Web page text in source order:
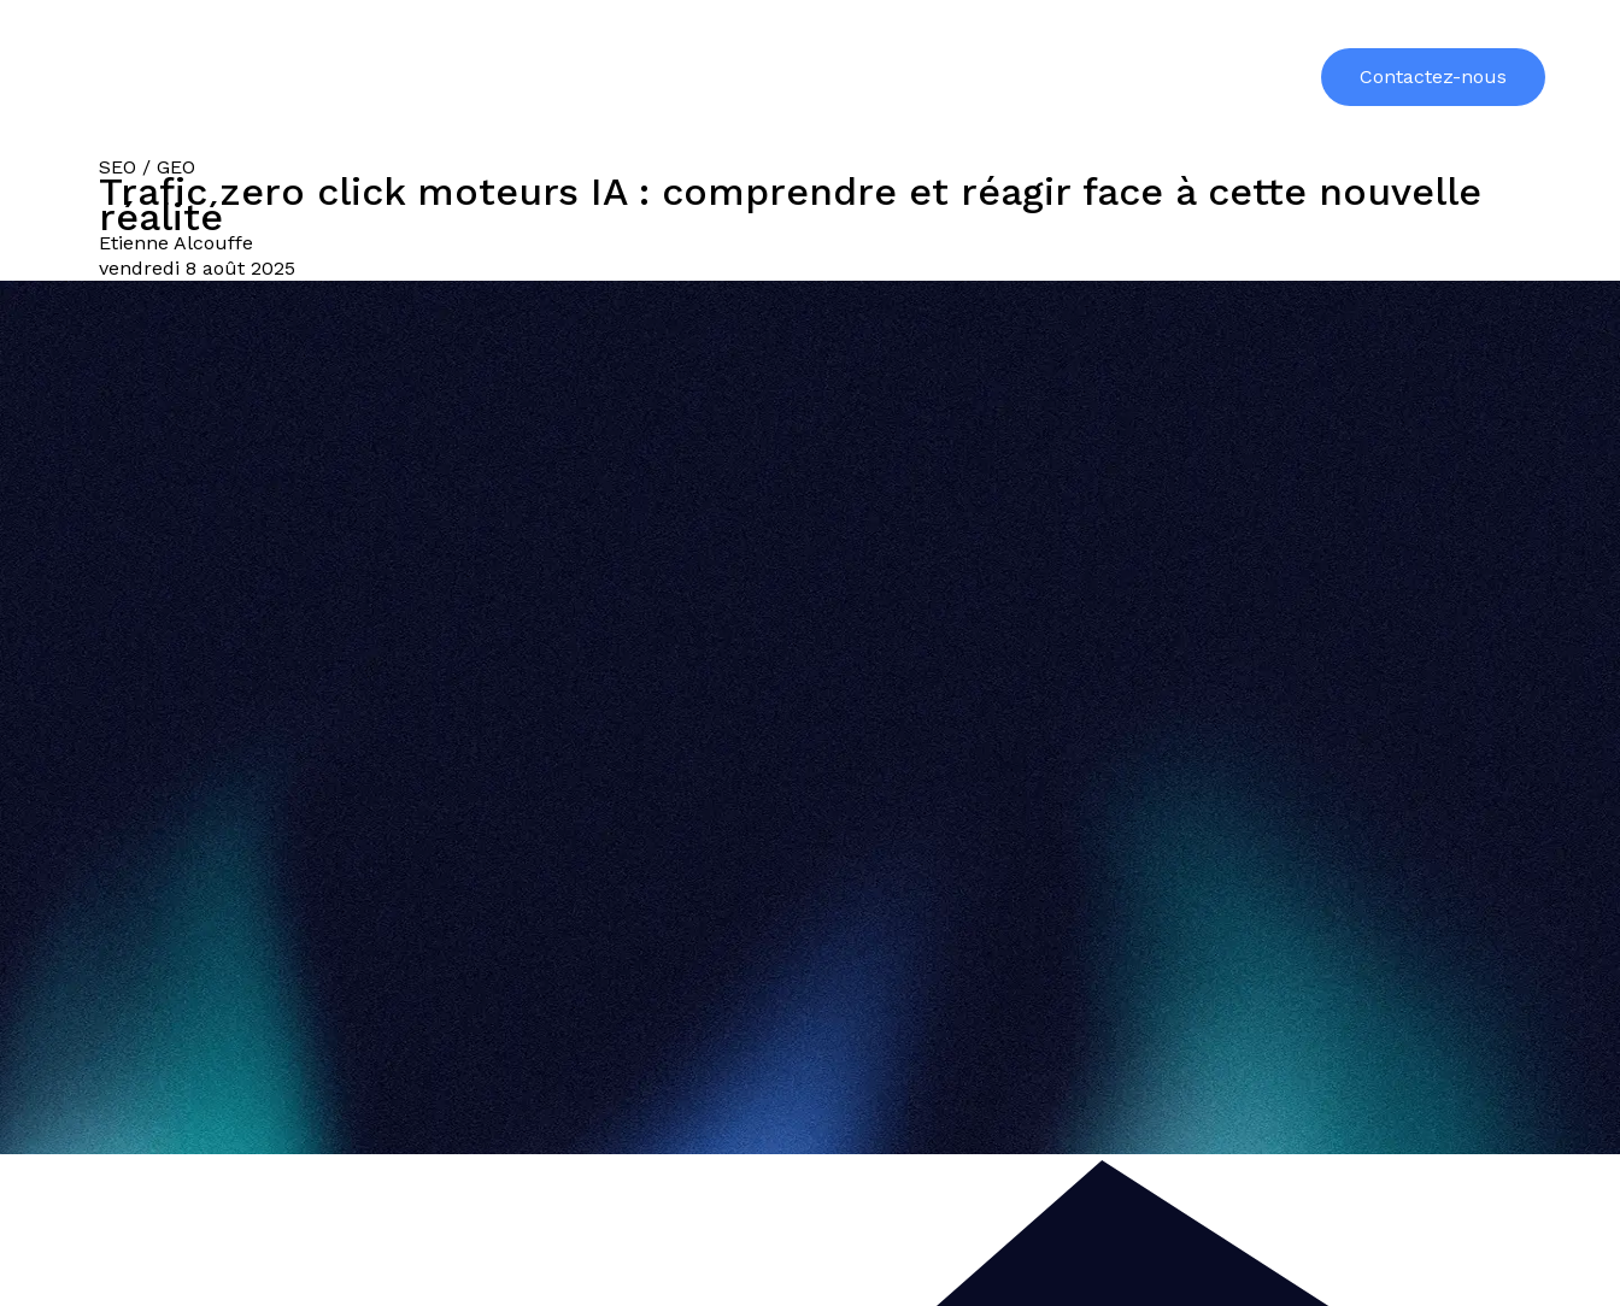
Contactez-nous
SEO / GEO
Trafic zero click moteurs IA : comprendre et réagir face à cette nouvelle
réalité
Etienne Alcouffe
vendredi 8 août 2025